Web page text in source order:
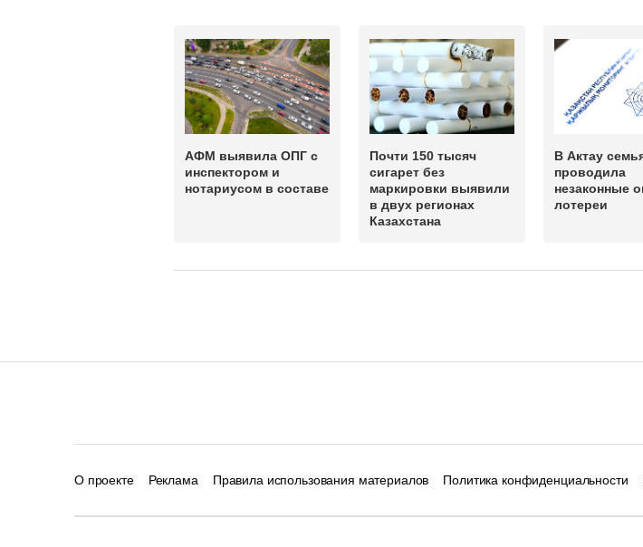
АФМ выявила ОПГ с
инспектором и
нотариусом в составе
Почти 150 тысяч
сигарет без
маркировки выявили
в двух регионах
Казахстана
В Актау
проводила
незаконные
лотереи
О проекте Реклама Правила использования материалов Политика конфиденциальности